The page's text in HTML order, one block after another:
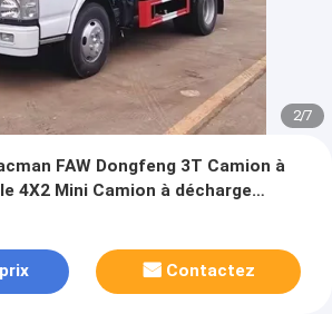
2/7
FAW Dongfeng 3T Camion à
4X2 Mini Camion à décharge
Contactez